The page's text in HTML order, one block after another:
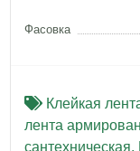
Фасовка
Клейкая
лента
сантехническая,